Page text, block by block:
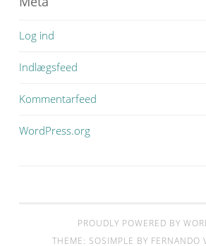
Log ind
Indlægsfeed
Kommentarfeed
WordPress.org
PROUDLY POWERED BY
THEME: SOSIMPLE BY FERNANDO